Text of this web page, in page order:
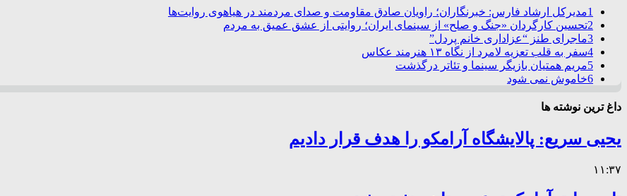
1مدیرکل ارشاد فارس: خبرنگاران؛ راویان صادق مقاومت و صدای مردمند در هیاهوی روایت‌ها
2تحسین کارگردان «جنگ و صلح» از سینمای ایران؛ روایتی از عشق عمیق به مردم
3ماجرای طنز “عزاداری خانم پردل”
4سفر به قلب تعزیه لامرد از نگاه ۱۳ هنرمند عکاس
5مریم همتیان بازیگر سینما و تئاتر درگذشت
6خاموش نمی شود
داغ ترین نوشته ها
یحیی سریع: پالایشگاه آرامکو را هدف قرار دادیم
۱۱:۳۷